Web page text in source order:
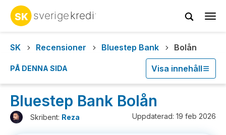
SK
Recensioner Bluestep Bank Bolån
PÅ DENNA SIDA Visa innehåll
Bluestep Bank Bolån
Skribent: Reza Uppdaterad: 19 feb 2026